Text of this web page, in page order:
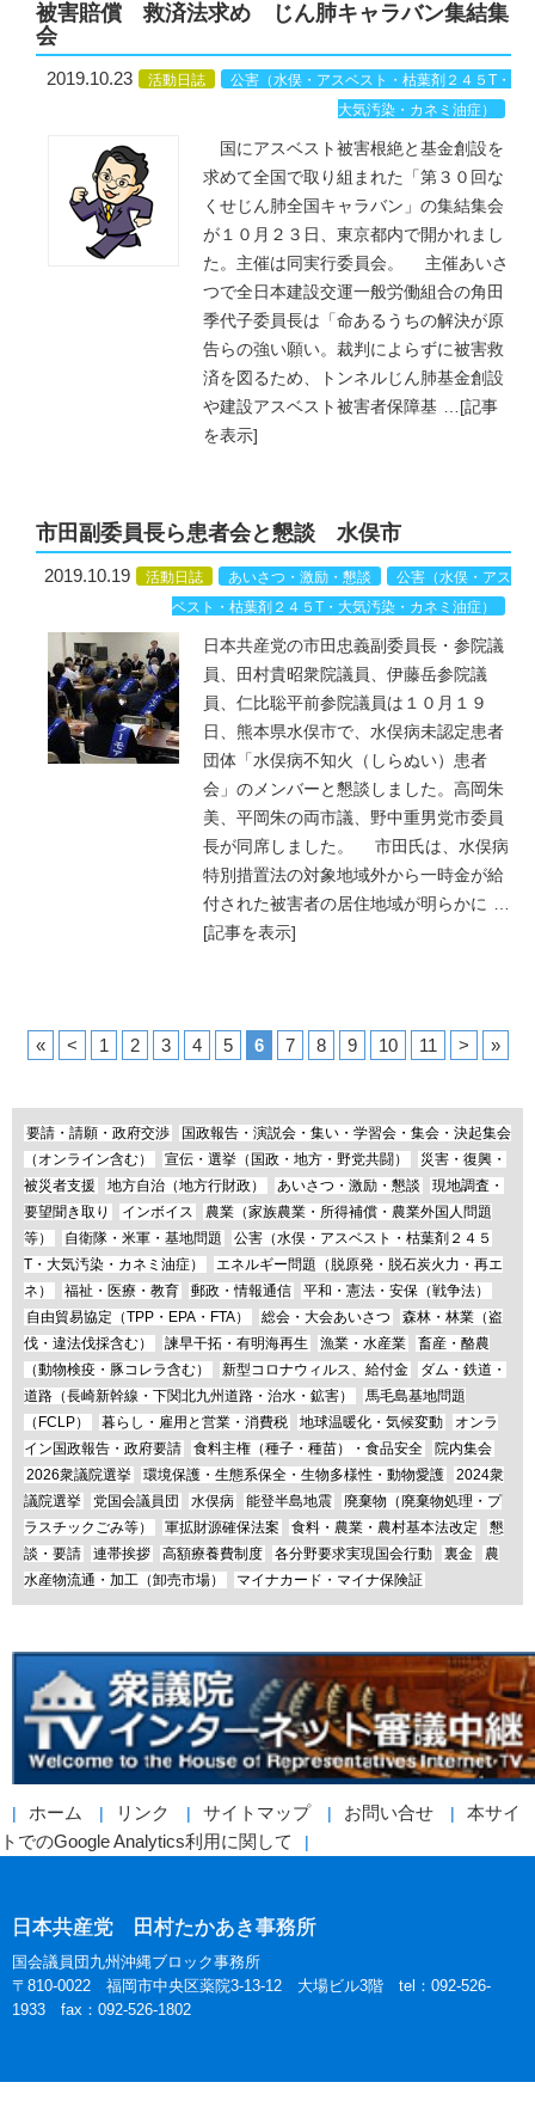
被害賠償 救済法求め じん肺キャラバン集結集
会
2019.10.23 活動日誌
公害（水俣・アスベスト・枯葉剤２４５T・
大気汚染・カネミ油症）
国にアスベスト被害根絶と基金創設を
求めて全国で取り組まれた「第３０回な
くせじん肺全国キャラバン」の集結集会
が１０月２３日、東京都内で開かれまし
た。主催は同実行委員会。 主催あいさ
つで全日本建設交運一般労働組合の角田
季代子委員長は「命あるうちの解決が原
告らの強い願い。裁判によらずに被害救
済を図るため、トンネルじん肺基金創設
や建設アスベスト被害者保障基 … [記事
を表示]
市田副委員長ら患者会と懇談 水俣市
2019.10.19 活動日誌 あいさつ・激励・懇談
公害（水俣・アス
ベスト・枯葉剤２４５T・大気汚染・カネミ油症）
日本共産党の市田忠義副委員長・参院議
員、田村貴昭衆院議員、伊藤岳参院議
員、仁比聡平前参院議員は１０月１９
日、熊本県水俣市で、水俣病未認定患者
団体「水俣病不知火（しらぬい）患者
会」のメンバーと懇談しました。高岡朱
美、平岡朱の両市議、野中重男党市委員
長が同席しました。 市田氏は、水俣病
特別措置法の対象地域外から一時金が給
付された被害者の居住地域が明らかに …
[記事を表示]
« < 1 2 3 4 5 6 7 8 9 10 11 > »
要請・請願・政府交渉
国政報告・演説会・集い・学習会・集会・決起集会
（オンライン含む）
宣伝・選挙（国政・地方・野党共闘）
災害・復興・
被災者支援
地方自治（地方行財政） あいさつ・激励・懇談
現地調査・
要望聞き取り
インボイス
農業（家族農業・所得補償・農業外国人問題
等）
自衛隊・米軍・基地問題
公害（水俣・アスベスト・枯葉剤２４５
T・大気汚染・カネミ油症）
エネルギー問題（脱原発・脱石炭火力・再エ
ネ）
福祉・医療・教育 郵政・情報通信
平和・憲法・安保（戦争法）
自由貿易協定（TPP・EPA・FTA）
総会・大会あいさつ
森林・林業（盗
伐・違法伐採含む）
諫早干拓・有明海再生 漁業・水産業
畜産・酪農
（動物検疫・豚コレラ含む）
新型コロナウィルス、給付金
ダム・鉄道・
道路（長崎新幹線・下関北九州道路・治水・鉱害）
馬毛島基地問題
（FCLP）
暮らし・雇用と営業・消費税 地球温暖化・気候変動
オンラ
イン国政報告・政府要請
食料主権（種子・種苗）・食品安全
院内集会
2026衆議院選挙
環境保護・生態系保全・生物多様性・動物愛護
2024衆
議院選挙
党国会議員団 水俣病 能登半島地震
廃棄物（廃棄物処理・プ
ラスチックごみ等）
軍拡財源確保法案 食料・農業・農村基本法改定
懇
談・要請
連帯挨拶 高額療養費制度 各分野要求実現国会行動 裏金
農
水産物流通・加工（卸売市場）
マイナカード・マイナ保険証
ホーム リンク サイトマップ お問い合せ
本サイ
トでのGoogle Analytics利用に関して
日本共産党 田村たかあき事務所
国会議員団九州沖縄ブロック事務所
〒810-0022 福岡市中央区薬院3-13-12 大場ビル3階 tel：092-526-
1933 fax：092-526-1802